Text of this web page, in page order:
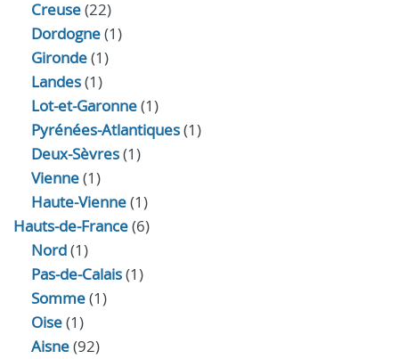
Creuse(22)
Dordogne(1)
Gironde(1)
Landes(1)
Lot-et-Garonne(1)
Pyrénées-Atlantiques(1)
Deux-Sèvres(1)
Vienne(1)
Haute-Vienne(1)
Hauts-de-France(6)
Nord(1)
Pas-de-Calais(1)
Somme(1)
Oise(1)
Aisne(92)